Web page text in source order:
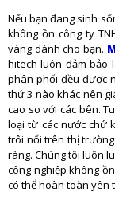
Nếu bạn đang sinh
không ồn công ty
vàng dành cho bạn.
hitech luôn đảm bảo
phân phối đều được
thứ 3 nào khác nên
cao so với các bên.
loại từ các nước chứ
trôi nổi trên thị
ràng. Chúng tôi luôn
công nghiệp không
có thể hoàn toàn yên